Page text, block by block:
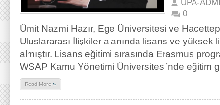
UPA-
0
Ümit Nazmi Hazır, Ege Üniversitesi ve
Uluslararası İlişkiler alanında lisans ve yüksek
almıştır. Lisans eğitimi sırasında Erasmus
WSAP Kamu Yönetimi Üniversitesi’nde eğitim
Read More »